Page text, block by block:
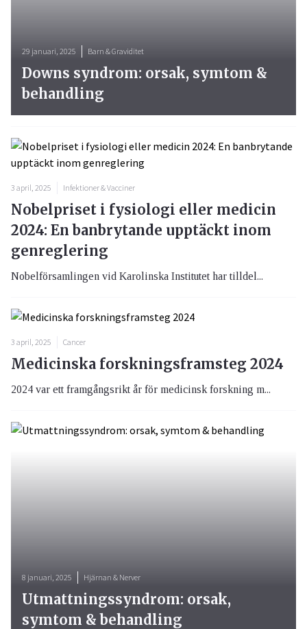
3 april, 2025 Infektioner & Vacciner
Nobelpriset i fysiologi eller medicin
2024: En banbrytande upptäckt inom
genreglering
Nobelförsamlingen vid Karolinska Institutet har tilldel...
3 april, 2025 Cancer
Medicinska forskningsframsteg 2024
2024 var ett framgångsrikt år för medicinsk forskning m...
29 januari, 2025 Barn & Graviditet
Downs syndrom: orsak, symtom &
behandling
8 januari, 2025 Hjärnan & Nerver
Utmattningssyndrom: orsak,
symtom & behandling